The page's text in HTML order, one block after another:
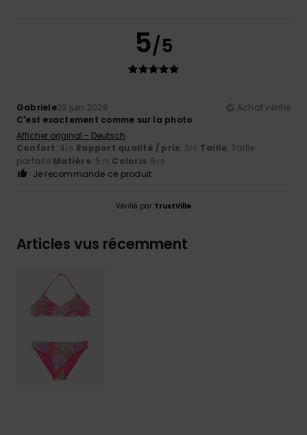
5/5
Gabriele23 juin 2026
Achat vérifié
C'est exactement comme sur la photo
Afficher original - Deutsch
Confort: 4/5 Rapport qualité / prix: 3/5 Taille: Taille
parfaite Matière: 5 /5 Coloris: 5 /5
Je recommande ce produit
Vérifié par TrustVille
Articles vus récemment